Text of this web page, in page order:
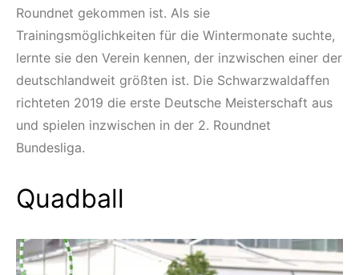
Roundnet gekommen ist. Als sie
Trainingsmöglichkeiten für die Wintermonate suchte,
lernte sie den Verein kennen, der inzwischen einer der
deutschlandweit größten ist. Die Schwarzwaldaffen
richteten 2019 die erste Deutsche Meisterschaft aus
und spielen inzwischen in der 2. Roundnet
Bundesliga.
Quadball